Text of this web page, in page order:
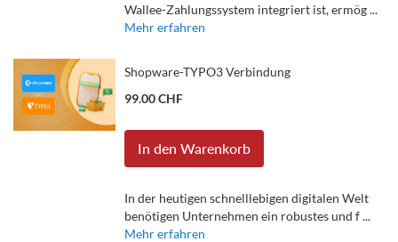
Wallee-Zahlungssystem integriert ist, ermög ...
Mehr erfahren
Shopware-TYPO3 Verbindung
99.00 CHF
In den Warenkorb
In der heutigen schnelllebigen digitalen Welt
benötigen Unternehmen ein robustes und f ...
Mehr erfahren